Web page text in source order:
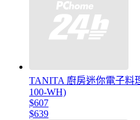
TANITA 廚房迷你電子料
100-WH)
$607
$639